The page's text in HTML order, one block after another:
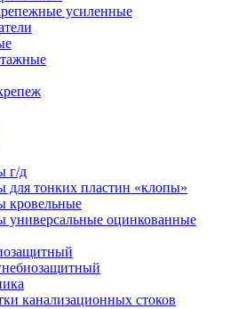
усиленные
г/д
для тонких пластин «клопы»
кровельные
универсальные оцинкованные
канализационных стоков